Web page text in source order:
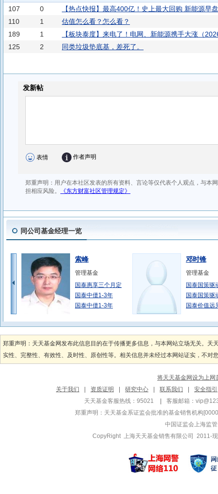
107
0
【热点快报】最高400亿！史上最大回购 新能源早
110
1
估值怎么看？怎么看？
189
1
【板块泰度】来电了！电网、新能源携手大涨（
125
2 同类垃圾垫底基，差死了。
同公司基金经理一览
索峰
管理基金
国泰惠享三个月定
国泰中债1-3年
国泰中债1-3年
邓时锋
管理基金
国泰国策驱
国泰国策驱
国泰价值远
艾小军
管理基金
国泰黄金ETF联
国泰黄金ETF联
秦培栋
管理基金
国泰可转债
国泰可转债
管理基金
国泰双利债券A
管理基金
国泰量化收
国泰中证生
管理基金
国泰利是宝
郑重声明：天天基金网发布此信息目的在于传播更多信息，与本网站立场无关。
实性、完整性、有效性、及时性、原创性等。相关信息并未经过本网站证实，不
将天天基金网设为上网
关于我们
资质证明 研究中心 联系我们
安全指引
天天基金客服热线：95021
客服邮箱：
郑重声明： 天天基金系证监会批准的基金销售机构
中国证监会上海监
CopyRight 上海天天基金销售有限公司 2011-